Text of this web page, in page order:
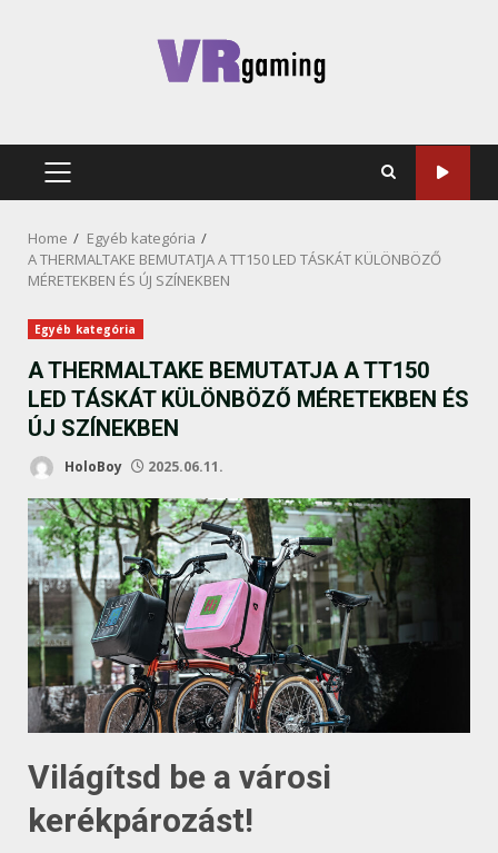
PRIMARY
Home
Egyéb kategória
A THERMALTAKE BEMUTATJA A TT150 LED TÁSKÁT KÜLÖNBÖZŐ
MÉRETEKBEN ÉS ÚJ SZÍNEKBEN
Egyéb kategória
A THERMALTAKE BEMUTATJA A TT150
LED TÁSKÁT KÜLÖNBÖZŐ MÉRETEKBEN ÉS
ÚJ SZÍNEKBEN
HoloBoy 2025.06.11.
Világítsd be a városi
kerékpározást!